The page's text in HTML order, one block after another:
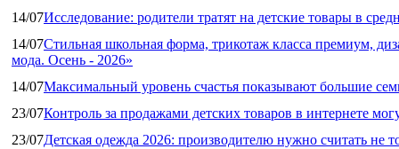
14/07Исследование: родители тратят на детские товары в
14/07Стильная школьная форма, трикотаж класса премиум,
мода. Осень - 2026»
14/07Максимальный уровень счастья показывают большие
23/07Контроль за продажами детских товаров в интернете
23/07Детская одежда 2026: производителю нужно считать не